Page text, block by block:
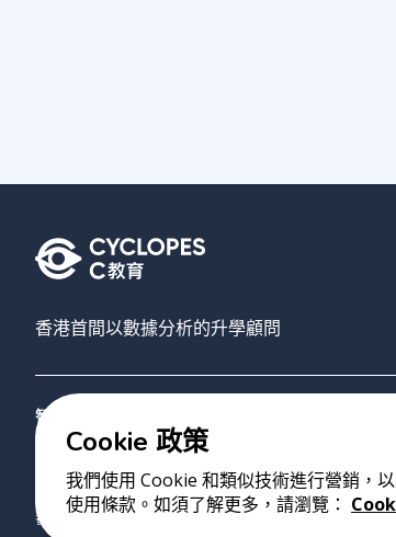
香港首間以數據分析的升學顧問
智禾教育
版權 2023 Cyclopes® • v0.31.0
香港銅鑼灣勿地臣街1號時代廣場2座28樓07室
Cookie 政策
我們使用 Cookie 和類似技術進行營銷，
使用條款。如須了解更多，請瀏覽：